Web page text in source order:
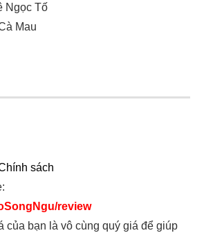
Ngọc Tố
Mau
sách
review
của bạn là vô cùng quý giá để giúp